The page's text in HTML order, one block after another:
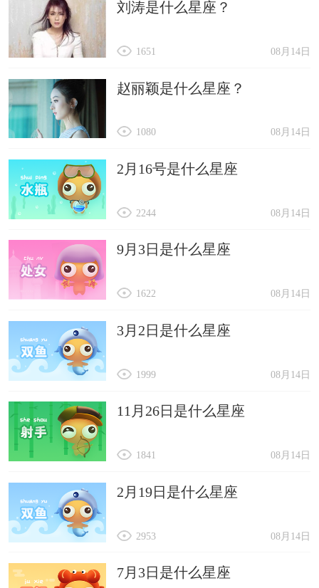
刘涛是什么星座？
08月14日
1651
赵丽颖是什么星座？
08月14日
1080
2月16号是什么星座
08月14日
2244
9月3日是什么星座
08月14日
1622
3月2日是什么星座
08月14日
1999
11月26日是什么星座
08月14日
1841
2月19日是什么星座
08月14日
2953
7月3日是什么星座